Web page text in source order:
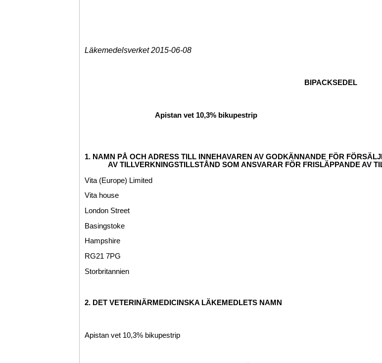
Läkemedelsverket 2015-06-08
BIPACKSEDEL
Apistan vet 10,3% bikupestrip
1. NAMN PÅ OCH ADRESS TILL INNEHAVAREN AV GODKÄNNANDE FÖR
AV TILLVERKNINGSTILLSTÅND SOM ANSVARAR FÖR FRISLÄPPANDE AV
Vita (Europe) Limited
Vita house
London Street
Basingstoke
Hampshire
RG21 7PG
Storbritannien
2. DET VETERINÄRMEDICINSKA LÄKEMEDLETS NAMN
Apistan vet 10,3% bikupestrip